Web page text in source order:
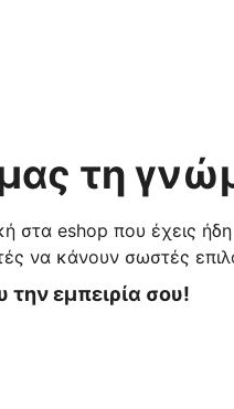
τη
στα eshop που έχεις
να κάνουν σωστές
την εμπειρία σου!